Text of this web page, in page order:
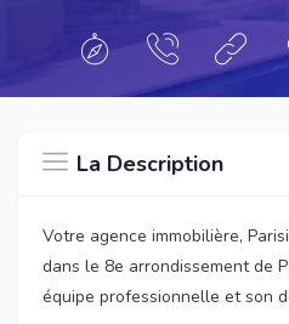
La Description
Votre agence immobilière,
dans le 8e arrondissement de
équipe professionnelle et son